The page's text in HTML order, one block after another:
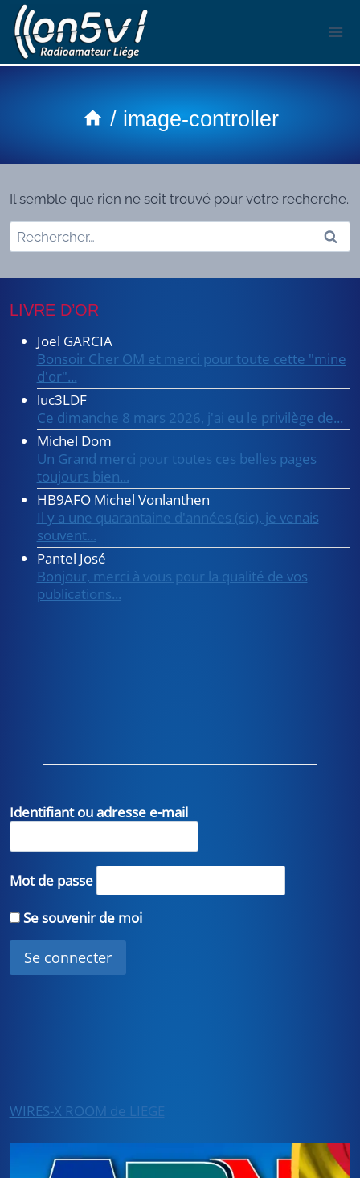
Aller
au
contenu
/ image-controller
Il semble que rien ne soit trouvé pour votre recherche.
Rechercher :
LIVRE D’OR
Joel GARCIA
Bonsoir Cher OM et merci pour toute cette "mine
d'or"...
luc3LDF
Ce dimanche 8 mars 2026, j'ai eu le privilège de...
Michel Dom
Un Grand merci pour toutes ces belles pages
toujours bien...
HB9AFO Michel Vonlanthen
Il y a une quarantaine d'années (sic), je venais
souvent...
Pantel José
Bonjour, merci à vous pour la qualité de vos
publications...
Identifiant ou adresse e-mail
Mot de passe
Se souvenir de moi
WIRES-X ROOM de LIEGE